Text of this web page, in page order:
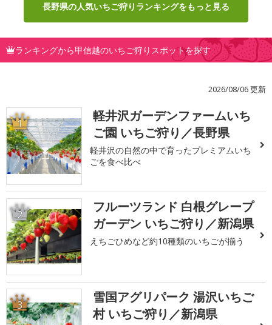
長野県の人気いちご狩りランキングをもっと見る
ランキングから甲信越のいちご狩りスポットを探す
2026/08/06 更新
1
軽井沢ガーデンファームいち
ご園 いちご狩り／長野県
軽井沢の自然の中で育ったプレミアムいち
ごを食べ比べ
2
フルーツランド 白根グレープ
ガーデン いちご狩り／新潟県
えちごひめなど約10種類のいちごが揃う
3
雪国アグリパーク 湯沢いちご
村 いちご狩り／新潟県